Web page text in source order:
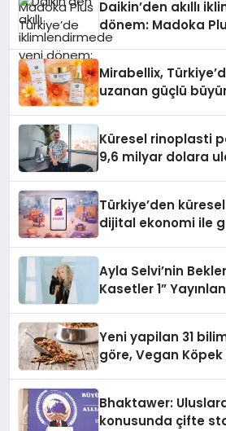
Daikin’den akıllı
dönem: Madoka
Mirabellix,
uzanan güçlü
Küresel rinoplasti
9,6 milyar dolara
Türkiye’den
dijital ekonomi ile
Ayla Selvi’nin
Kasetler 1”
Yeni yapilan 31
göre, Vegan
Bhaktawer:
konusunda çifte